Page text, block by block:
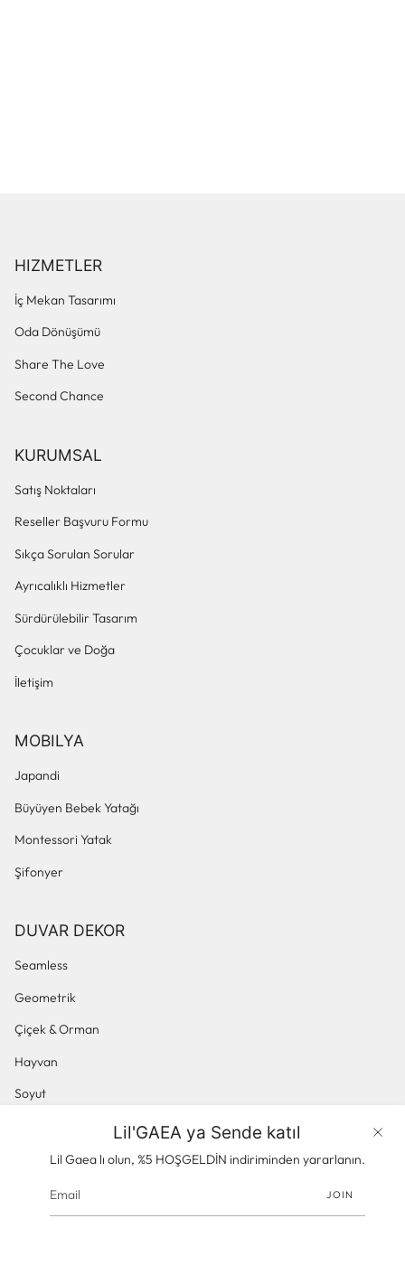
Ürünler
Lil'GAEA ya Sende katıl
Lil Gaea lı olun, %5 HOŞGELDİN indiriminden yararlanın.
JOIN
HIZMETLER
İç Mekan Tasarımı
Oda Dönüşümü
Share The Love
Second Chance
KURUMSAL
Satış Noktaları
Reseller Başvuru Formu
Sıkça Sorulan Sorular
Ayrıcalıklı Hizmetler
Sürdürülebilir Tasarım
Çocuklar ve Doğa
İletişim
MOBILYA
Japandi
Büyüyen Bebek Yatağı
Montessori Yatak
Şifonyer
DUVAR DEKOR
Seamless
Geometrik
Çiçek & Orman
Hayvan
Soyut
Panoramik & Manzara